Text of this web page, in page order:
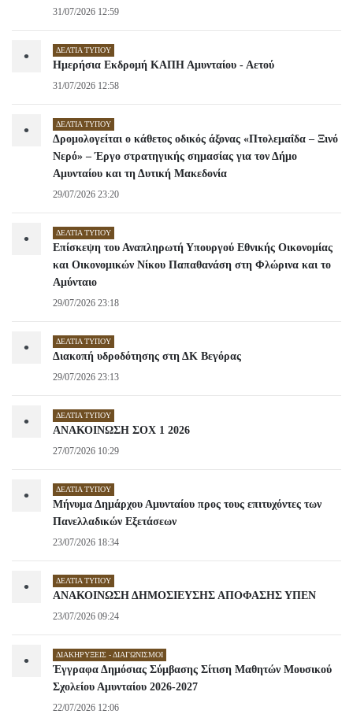
31/07/2026 12:59
• ΔΕΛΤΊΑ ΤΎΠΟΥ
Ημερήσια Εκδρομή ΚΑΠΗ Αμυνταίου - Αετού
31/07/2026 12:58
• ΔΕΛΤΊΑ ΤΎΠΟΥ
Δρομολογείται ο κάθετος οδικός άξονας «Πτολεμαΐδα – Ξινό
Νερό» – Έργο στρατηγικής σημασίας για τον Δήμο
Αμυνταίου και τη Δυτική Μακεδονία
29/07/2026 23:20
• ΔΕΛΤΊΑ ΤΎΠΟΥ
Επίσκεψη του Αναπληρωτή Υπουργού Εθνικής Οικονομίας
και Οικονομικών Νίκου Παπαθανάση στη Φλώρινα και το
Αμύνταιο
29/07/2026 23:18
• ΔΕΛΤΊΑ ΤΎΠΟΥ
Διακοπή υδροδότησης στη ΔΚ Βεγόρας
29/07/2026 23:13
• ΔΕΛΤΊΑ ΤΎΠΟΥ
ΑΝΑΚΟΙΝΩΣΗ ΣΟΧ 1 2026
27/07/2026 10:29
• ΔΕΛΤΊΑ ΤΎΠΟΥ
Μήνυμα Δημάρχου Αμυνταίου προς τους επιτυχόντες των
Πανελλαδικών Εξετάσεων
23/07/2026 18:34
• ΔΕΛΤΊΑ ΤΎΠΟΥ
ΑΝΑΚΟΙΝΩΣΗ ΔΗΜΟΣΙΕΥΣΗΣ ΑΠΟΦΑΣΗΣ ΥΠΕΝ
23/07/2026 09:24
• ΔΙΑΚΗΡΎΞΕΙΣ - ΔΙΑΓΩΝΙΣΜΟΊ
Έγγραφα Δημόσιας Σύμβασης Σίτιση Μαθητών Μουσικού
Σχολείου Αμυνταίου 2026-2027
22/07/2026 12:06